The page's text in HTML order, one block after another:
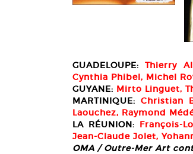
GUADELOUPE: Thierry
Cynthia Phibel, Michel
GUYANE: Mirto Linguet,
MARTINIQUE: Christian
Laouchez, Raymond
LA RÉUNION: François-
Jean-Claude Jolet,
OMA / Outre-Mer Art